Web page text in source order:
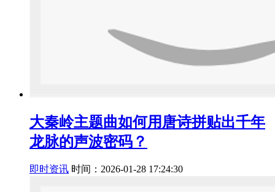
大秦岭主题曲如何用唐诗拼贴出千年
龙脉的声波密码？
即时资讯 时间：2026-01-28 17:24:30